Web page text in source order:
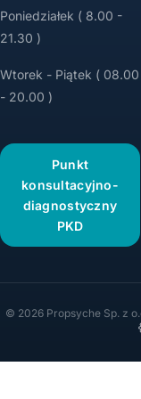
Poniedziałek ( 8.00 -
21.30 )
Wtorek - Piątek ( 08.00
- 20.00 )
Punkt
konsultacyjno-
diagnostyczny
PKD
© 2026 Propsyche Sp. z